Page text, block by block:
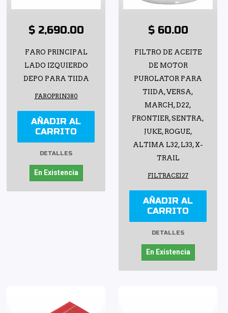
$ 2,690.00
FARO PRINCIPAL
LADO IZQUIERDO
DEPO PARA TIIDA
FAROPRIN380
AÑADIR AL
CARRITO
DETALLES
En Existencia
$ 60.00
FILTRO DE ACEITE
DE MOTOR
PUROLATOR PARA
TIIDA, VERSA,
MARCH, D22,
FRONTIER, SENTRA,
JUKE, ROGUE,
ALTIMA L32, L33, X-
TRAIL
FILTRACEI27
AÑADIR AL
CARRITO
DETALLES
En Existencia